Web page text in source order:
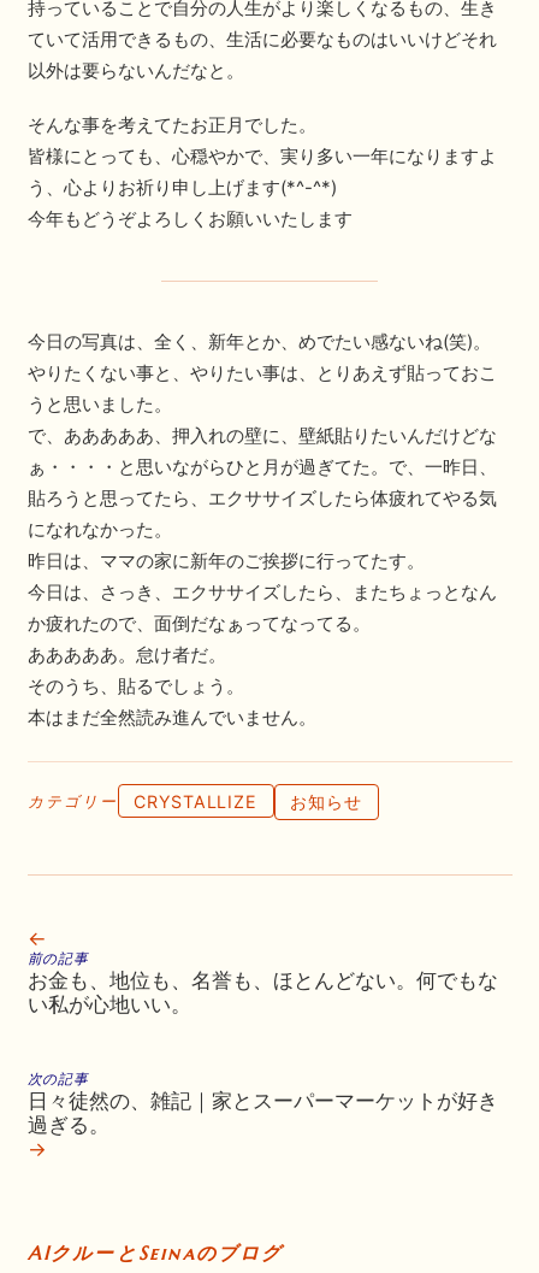
持っていることで自分の人生がより楽しくなるもの、生き
ていて活用できるもの、生活に必要なものはいいけどそれ
以外は要らないんだなと。
そんな事を考えてたお正月でした。
皆様にとっても、心穏やかで、実り多い一年になりますよ
う、心よりお祈り申し上げます(*^-^*)
今年もどうぞよろしくお願いいたします
今日の写真は、全く、新年とか、めでたい感ないね(笑)。
やりたくない事と、やりたい事は、とりあえず貼っておこ
うと思いました。
で、あああああ、押入れの壁に、壁紙貼りたいんだけどな
ぁ・・・・と思いながらひと月が過ぎてた。で、一昨日、
貼ろうと思ってたら、エクササイズしたら体疲れてやる気
になれなかった。
昨日は、ママの家に新年のご挨拶に行ってたす。
今日は、さっき、エクササイズしたら、またちょっとなん
か疲れたので、面倒だなぁってなってる。
あああああ。怠け者だ。
そのうち、貼るでしょう。
本はまだ全然読み進んでいません。
カテゴリー CRYSTALLIZE お知らせ
←
前の記事
お金も、地位も、名誉も、ほとんどない。何でもな
い私が心地いい。
次の記事
日々徒然の、雑記｜家とスーパーマーケットが好き
過ぎる。
→
AIクルーとSeinaのブログ